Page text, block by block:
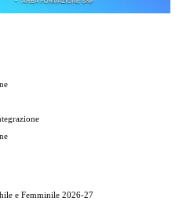
e Femminile 2026-27